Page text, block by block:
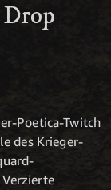
Poetica-Twitch
des Krieger-